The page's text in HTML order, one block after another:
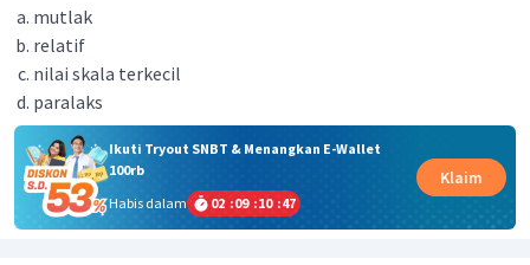
mutlak
relatif
nilai skala terkecil
paralaks
Ikuti Tryout SNBT & Menangkan E-Wallet
100rb
Habis dalam
02 :09 :10 :47
Klaim